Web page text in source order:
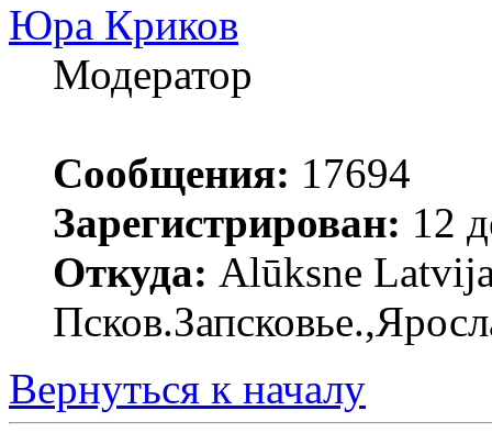
Юра Криков
Модератор
Сообщения: 17694
Зарегистрирован: 12
Откуда: Alūksne
Вернуться к началу